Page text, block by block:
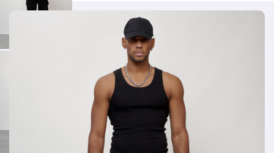
Тип кармана
Хулиган, Накладной с клапоном
Однотонный, Принт/Логотип